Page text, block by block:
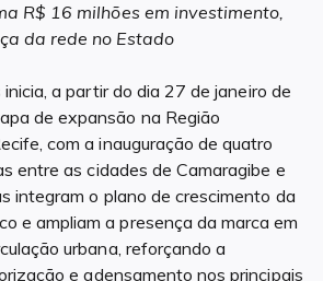
R$ 16 milhões em investimento,
da rede no Estado
a partir do dia 27 de janeiro de
de expansão na Região
com a inauguração de quatro
entre as cidades de Camaragibe e
integram o plano de crescimento da
e ampliam a presença da marca em
urbana, reforçando a
e adensamento nos principais